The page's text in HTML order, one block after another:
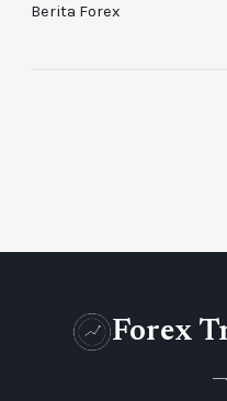
Berita Forex
Forex